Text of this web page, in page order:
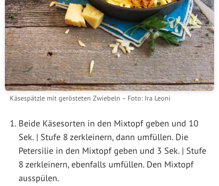
Käsespätzle mit gerösteten Zwiebeln – Foto: Ira Leoni
Beide Käsesorten in den Mixtopf geben und 10
Sek. | Stufe 8 zerkleinern, dann umfüllen. Die
Petersilie in den Mixtopf geben und 3 Sek. | Stufe
8 zerkleinern, ebenfalls umfüllen. Den Mixtopf
ausspülen.